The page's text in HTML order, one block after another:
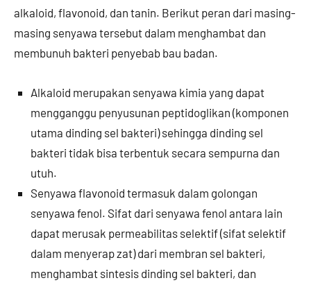
alkaloid, flavonoid, dan tanin. Berikut peran dari masing-
masing senyawa tersebut dalam menghambat dan
membunuh bakteri penyebab bau badan.
Alkaloid merupakan senyawa kimia yang dapat
mengganggu penyusunan peptidoglikan (komponen
utama dinding sel bakteri) sehingga dinding sel
bakteri tidak bisa terbentuk secara sempurna dan
utuh.
Senyawa flavonoid termasuk dalam golongan
senyawa fenol. Sifat dari senyawa fenol antara lain
dapat merusak permeabilitas selektif (sifat selektif
dalam menyerap zat) dari membran sel bakteri,
menghambat sintesis dinding sel bakteri, dan